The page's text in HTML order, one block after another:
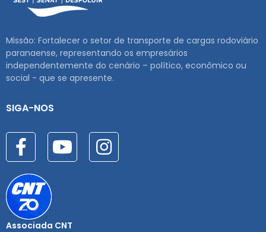
Missão: Fortalecer o setor de transporte de cargas rodoviário
paranaense, representando os empresários
independentemente do cenário – político, econômico ou
social - que se apresente.
SIGA-NOS
Associada CNT